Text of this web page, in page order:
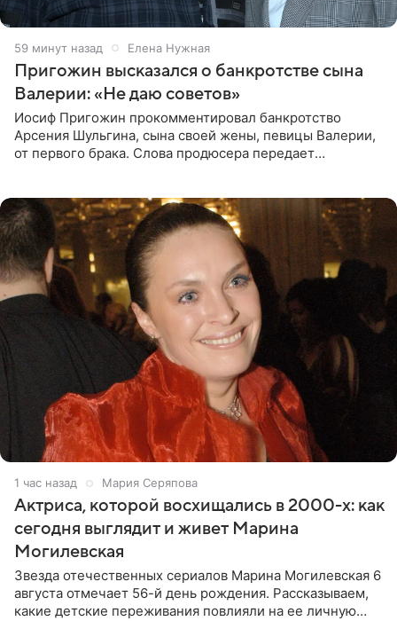
59 минут назад Елена Нужная
Пригожин высказался о банкротстве сына
Валерии: «Не даю советов»
Иосиф Пригожин прокомментировал банкротство
Арсения Шульгина, сына своей жены, певицы Валерии,
от первого брака. Слова продюсера передает
1 час назад Мария Серяпова
Актриса, которой восхищались в 2000-х: как
сегодня выглядит и живет Марина
Могилевская
Звезда отечественных сериалов Марина Могилевская 6
августа отмечает 56-й день рождения. Рассказываем,
какие детские переживания повлияли на ее личную